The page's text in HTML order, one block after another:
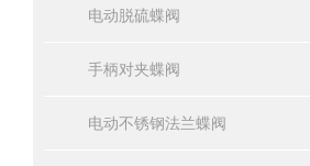
电动脱硫蝶阀
手柄对夹蝶阀
电动不锈钢法兰蝶阀